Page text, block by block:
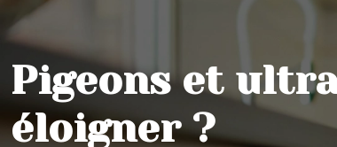
Pigeons et
éloigner ?